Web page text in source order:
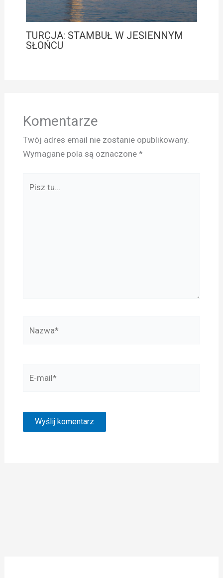
TURCJA: STAMBUŁ W JESIENNYM
SŁOŃCU
Komentarze
Twój adres email nie zostanie opublikowany.
Wymagane pola są oznaczone *